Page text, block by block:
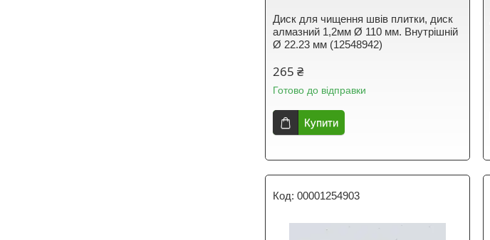
Диск для чищення швів плитки, диск
алмазний 1,2мм Ø 110 мм. Внутрішній
Ø 22.23 мм (12548942)
265 ₴
Готово до відправки
Купити
00001254903